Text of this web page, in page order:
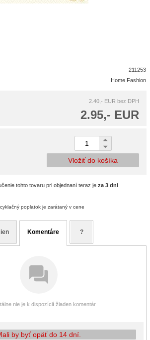
211253
Home Fashion
2.40,- EUR bez DPH
2.95,- EUR
Vložiť do košíka
tohto tovaru pri objednaní teraz je za 3 dni
poplatok je zarátaný v cene
Komentáre ?
nie je k dispozícií žiaden komentár
by byť opäť do 14 dní.